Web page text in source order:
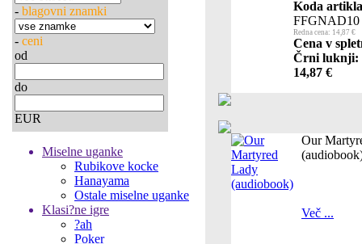
- blagovni znamki
- ceni
od
do
EUR
Miselne uganke
Rubikove kocke
Hanayama
Ostale miselne uganke
Klasi?ne igre
?ah
Poker
Koda
FFGNAD10
Redna cena: 14,87 €
Cena v
Črni luknji:
14,87 €
Our
Več ...